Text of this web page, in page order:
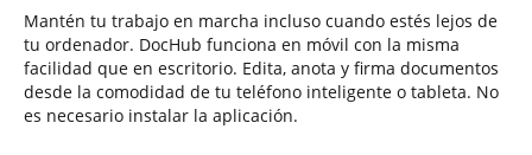
Mantén tu trabajo en marcha incluso cuando estés lejos de
tu ordenador. DocHub funciona en móvil con la misma
facilidad que en escritorio. Edita, anota y firma documentos
desde la comodidad de tu teléfono inteligente o tableta. No
es necesario instalar la aplicación.